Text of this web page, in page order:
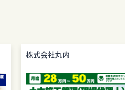
株式会社丸内